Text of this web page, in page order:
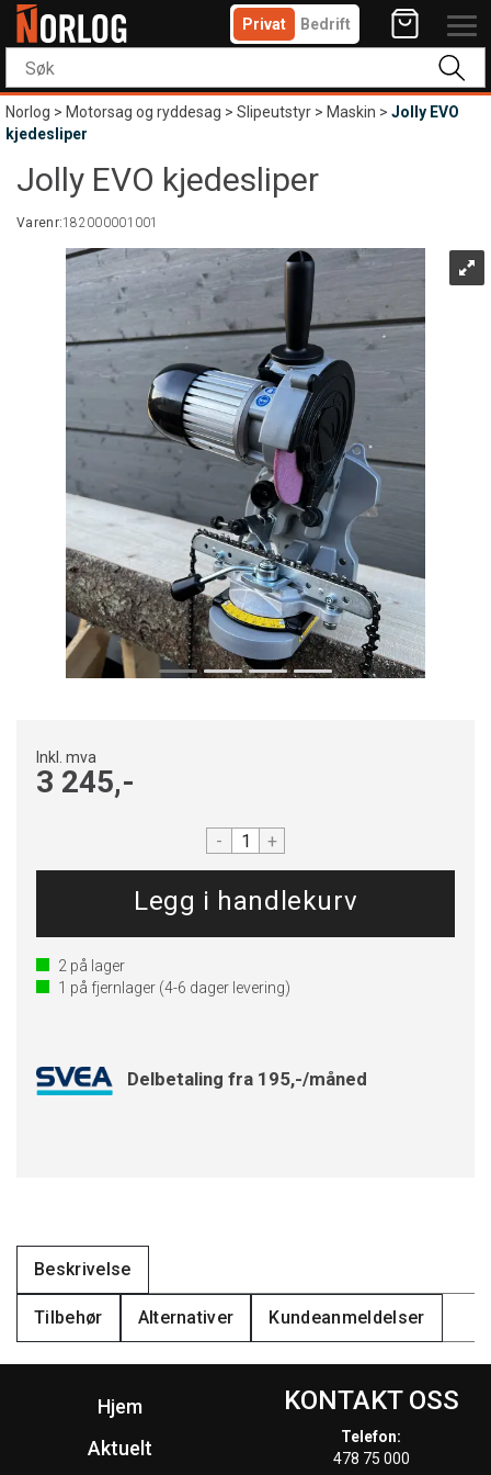
Privat Bedrift
Norlog>Motorsag og ryddesag>Slipeutstyr>Maskin>Jolly EVO
kjedesliper
Jolly EVO kjedesliper
Varenr:182000001001
Inkl. mva
3 245,-
- +
2 på lager
1 på fjernlager (4-6 dager levering)
Delbetaling fra 195,-/måned
Beskrivelse
Tilbehør Alternativer Kundeanmeldelser
Hjem
Aktuelt
KONTAKT OSS
Telefon:
478 75 000